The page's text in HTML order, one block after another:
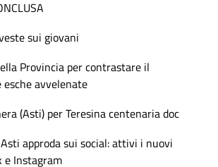
sui giovani
Provincia per contrastare il
avvelenate
(Asti) per Teresina centenaria doc
approda sui social: attivi i nuovi
e Instagram